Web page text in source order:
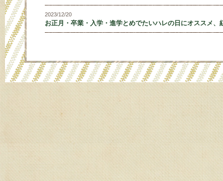
2023/12/20
お正月・卒業・入学・進学とめでたいハレの日にオススメ、